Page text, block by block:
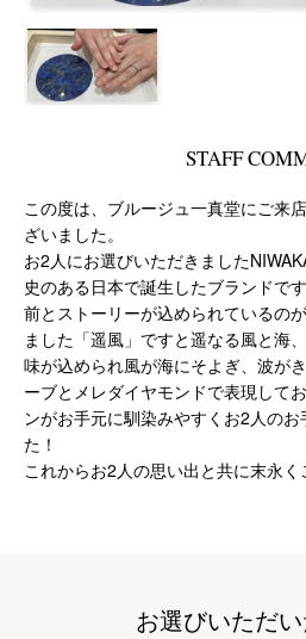
STAFF
この度は、ブルージュ一真堂にご来
ざいました。
お2人にお選びいただきました
史のある日本で誕生したブランドで
前とストーリーが込められているの
ました「遥風」ですと遥なる風と海
味が込められ風が海にそよぎ、波が
ーブとメレダイヤモンドで表現して
ンがお手元に馴染みやすくお2人の
た！
これからお2人の思い出と共に末永く
お選びいただ